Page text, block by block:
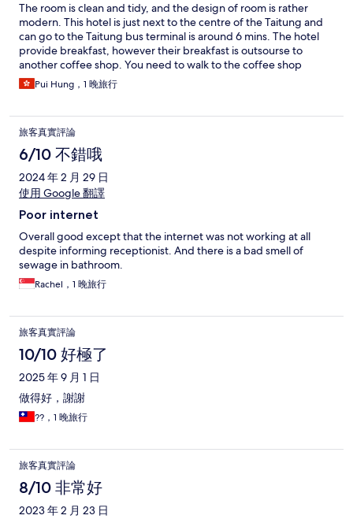
The room is clean and tidy, and the design of room is rather
modern. This hotel is just next to the centre of the Taitung and
can go to the Taitung bus terminal is around 6 mins. The hotel
provide breakfast, however their breakfast is outsourse to
another coffee shop. You need to walk to the coffee shop
around 3 mins. Just tea and bread and the taste is below
expectation.
Pui Hung，1 晚旅行
旅客真實評論
6/10 不錯哦
2024 年 2 月 29 日
使用 Google 翻譯
Poor internet
Overall good except that the internet was not working at all
despite informing receptionist. And there is a bad smell of
sewage in bathroom.
Rachel，1 晚旅行
旅客真實評論
10/10 好極了
2025 年 9 月 1 日
做得好，謝謝
??，1 晚旅行
旅客真實評論
8/10 非常好
2023 年 2 月 23 日